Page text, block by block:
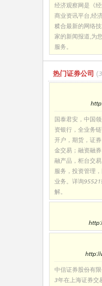
经济观察网是《
商业资讯平台,经
糅合最新的网络
家的新闻报道,为
服务。
热门证券公司
国泰君安，中国
资银行，全业务
开户，期货，证
金交易；融资融
融产品，柜台交
服务，投资管理
业务。详询
解。
http://
中信证券股份有
3年在上海证券交